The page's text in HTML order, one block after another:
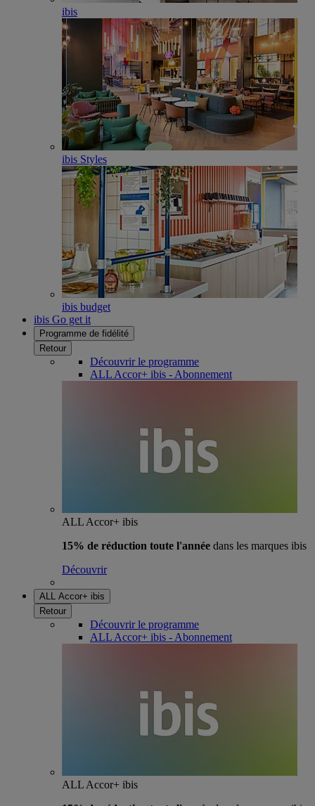
ibis
ibis Styles
ibis budget
ibis Go get it
Programme de fidélité
Retour
Découvrir le programme
ALL Accor+ ibis - Abonnement
ALL Accor+ ibis
15% de réduction toute l'année dans les marques ibis
Découvrir
ALL Accor+ ibis
Retour
Découvrir le programme
ALL Accor+ ibis - Abonnement
ALL Accor+ ibis